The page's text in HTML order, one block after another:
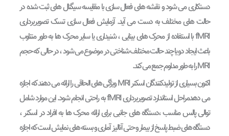
دستکاری می شود و نقشه های فعال سازی با مقایسه سیگنال های ثبت شده در
حالت های مختلف به دست می آید. آزمایش فعال سازی تسک تصویربرداری
fMRI با استفاده از محرک های بینایی ، شنیداری یا سایر محرک ها به طور متناوب
باعث ایجاد دو یا چند حالت مختلف شناختی در موضوع می شود ، در حالی که حجم
MRI را به طور مداوم جمع می کند.
اکنون بسیاری از تولیدکنندگان اسکنر MRI ویژگی های الحاقی را ارائه می دهند که اجازه
می دهدمراحل استاندارد تصویربرداری fMRI به راحتی انجام شود. این موارد شامل
توالی پالس مناسب ،دستگاه های جانبی برای ارائه محرک ها به افراد در اسکنر ،
دستگاه های ضبط پاسخ از بیمار و حتی آنالیز آماری و بسته های نمایش است که اجازه